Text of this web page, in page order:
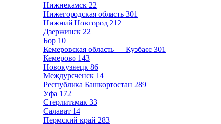
Нижнекамск 22
Нижегородская область 301
Нижний Новгород 212
Дзержинск 22
Бор 10
Кемеровская область — Кузбасс 301
Кемерово 143
Новокузнецк 86
Междуреченск 14
Республика Башкортостан 289
Уфа 172
Стерлитамак 33
Салават 14
Пермский край 283